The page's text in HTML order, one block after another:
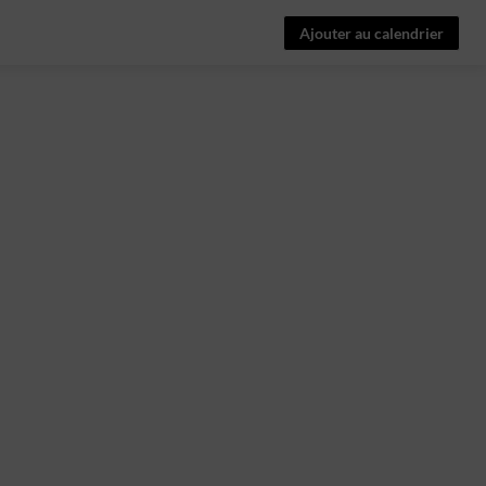
Ajouter au calendrier